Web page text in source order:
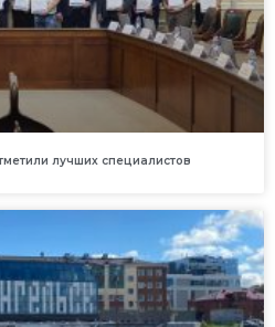
лучших специалистов